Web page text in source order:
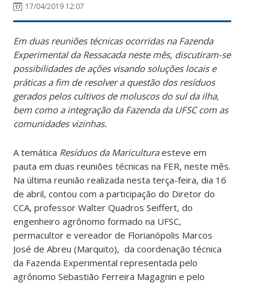
17/04/2019 12:07
Em duas reuniões técnicas ocorridas na Fazenda
Experimental da Ressacada neste mês, discutiram-se
possibilidades de ações visando soluções locais e
práticas a fim de resolver a questão dos resíduos
gerados pelos cultivos de moluscos do sul da ilha,
bem como a integração da Fazenda da UFSC com as
comunidades vizinhas.
A temática Resíduos da Mariculturaesteve em
pauta em duas reuniões técnicas na FER, neste mês.
Na última reunião realizada nesta terça-feira, dia 16
de abril, contou com a participação do Diretor do
CCA, professor Walter Quadros Seiffert, do
engenheiro agrônomo formado na UFSC,
permacultor e vereador de Florianópolis Marcos
José de Abreu (Marquito), da coordenação técnica
da Fazenda Experimental representada pelo
agrônomo Sebastião Ferreira Magagnin e pelo